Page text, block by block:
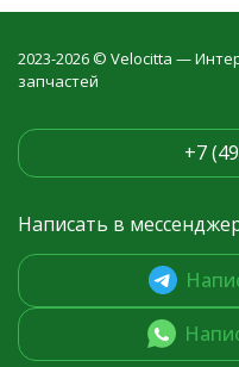
2023-2026 © Velocitta —
запчастей
+7
Написать в